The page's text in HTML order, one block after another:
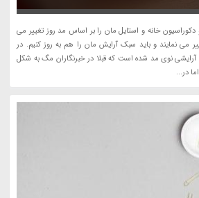
خانه و استایل مان را بر اساس مد روز تغییر می
می نمایند و باید سبک آرایش مان را هم به روز کنیم. در
های آرایشی نوی مد شده است که قبلا در خبرنگاران مگ به شکل
در...